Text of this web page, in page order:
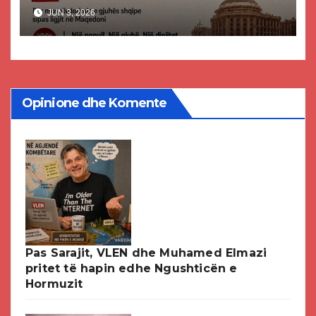
mbështetje të gjuhës shqipe
në Maqedoninë e Veriut
JUN 3, 2026
Opinione dhe Komente
Pas Sarajit, VLEN dhe Muhamed Elmazi
pritet të hapin edhe Ngushticën e
Hormuzit